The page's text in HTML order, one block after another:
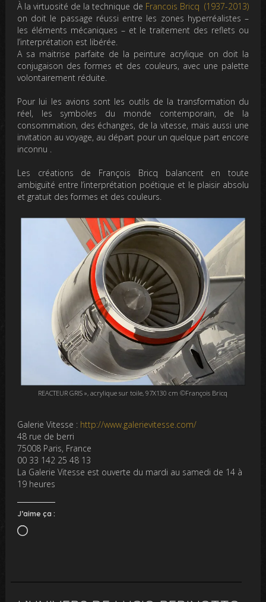
À la virtuosité de la technique de Francois Bricq (1937-2013)
on doit le passage réussi entre les zones hyperréalistes –
les éléments mécaniques – et le traitement des reflets ou
l’interprétation est libérée.
A sa maitrise parfaite de la peinture acrylique on doit la
conjugaison des formes et des couleurs, avec une palette
volontairement réduite.
Pour lui les avions sont les outils de la transformation du
réel, les symboles du monde contemporain, de la
consommation, des échanges, de la vitesse, mais aussi une
invitation au voyage, au départ pour un quelque part encore
inconnu .
Les créations de François Bricq balancent en toute
ambiguïté entre l’interprétation poétique et le plaisir absolu
et gratuit des formes et des couleurs.
REACTEUR GRIS », acrylique sur toile, 97X130 cm ©François Bricq
Galerie Vitesse : http://www.galerievitesse.com/
48 rue de berri
75008 Paris, France
00 33 142 25 48 13
La Galerie Vitesse est ouverte du mardi au samedi de 14 à
19 heures
J’aime ça :
Chargement…